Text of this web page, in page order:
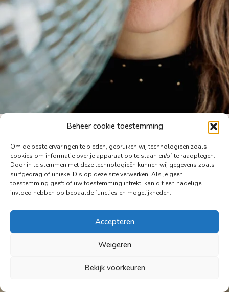
Beheer cookie toestemming
Om de beste ervaringen te bieden, gebruiken wij technologieën zoals
cookies om informatie over je apparaat op te slaan en/of te raadplegen.
Door in te stemmen met deze technologieën kunnen wij gegevens zoals
surfgedrag of unieke ID's op deze site verwerken. Als je geen
toestemming geeft of uw toestemming intrekt, kan dit een nadelige
invloed hebben op bepaalde functies en mogelijkheden.
Accepteren
Weigeren
Bekijk voorkeuren